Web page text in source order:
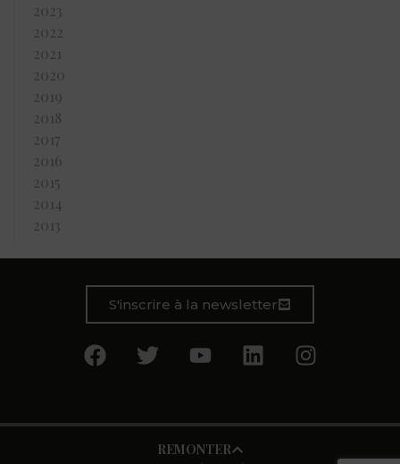
2023
2022
2021
2020
2019
2018
2017
2016
2015
2014
2013
S'inscrire à la newsletter
REMONTER